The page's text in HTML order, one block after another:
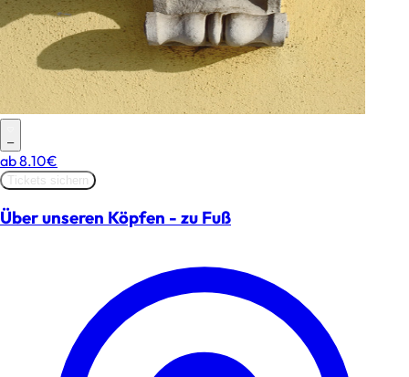
–
ab8.10€
Tickets sichern
Über unseren Köpfen - zu Fuß